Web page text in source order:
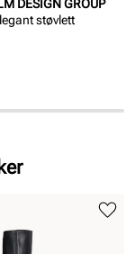
DESIGN GROUP
støvlett